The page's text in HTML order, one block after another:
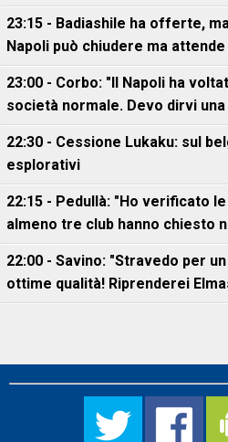
23:15 - Badiashile ha offerte,
Napoli può chiudere ma attende
23:00 - Corbo: "Il Napoli ha
società normale. Devo dirvi
22:30 - Cessione Lukaku: sul
esplorativi
22:15 - Pedullà: "Ho verificato
almeno tre club hanno chiesto
22:00 - Savino: "Stravedo per
ottime qualità! Riprenderei